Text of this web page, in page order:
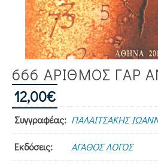
666 ΑΡΙΘΜΟΣ ΓΑΡ
12,00€
Συγγραφέας: ΠΑΛΑΙΤΣΑΚΗΣ
Εκδόσεις: ΑΓΑΘΟΣ ΛΟΓΟΣ